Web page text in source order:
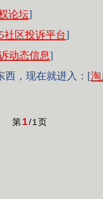
论坛]
社区投诉平台]
动态信息]
，现在就进入：[淘
第1/1页